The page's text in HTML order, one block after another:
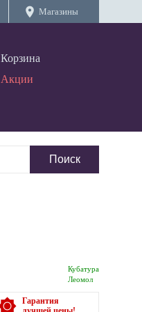
location_on Магазины
Корзина
Акции
Кубатура
Леомол
Гарантия